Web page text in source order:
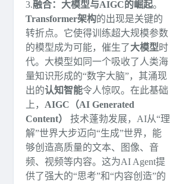
3.融合：大模型与AIGC的崛起。
Transformer架构的出现是关键的
转折点。它使得训练超大规模参数
的模型成为可能，催生了大模型时
代。大模型如同一个吸收了人类海
量知识形成的“数字大脑”，其涌现
出的认知智能令人惊叹。在此基础
上， AIGC（AI Generated
Content）
技术蓬勃发展，AI从“理
解”世界大步迈向“生成”世界，能
够创造高质量的文本、图像、音
频、视频等内容。这为AI Agent提
供了强大的“思考”和“内容创造”的